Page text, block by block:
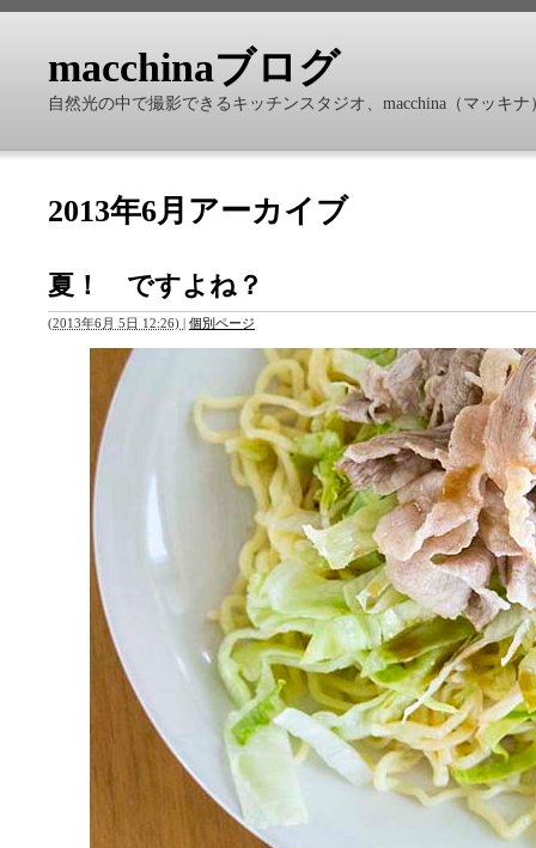
macchinaブログ
自然光の中で撮影できるキッチンスタジオ、macchina（マッキ
2013年6月アーカイブ
夏！ ですよね？
(2013年6月 5日 12:26) | 個別ページ